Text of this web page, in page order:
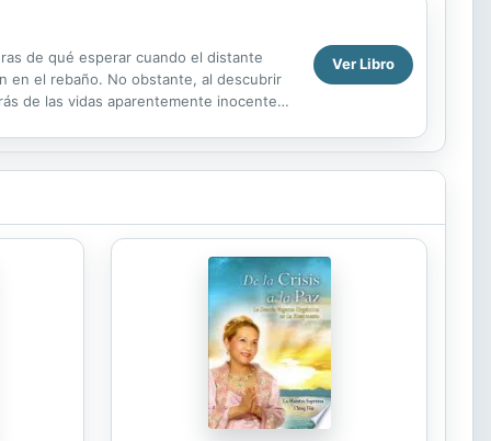
de qué esperar cuando el distante
en el rebaño. No obstante, al descubrir
de las vidas aparentemente inocentes
Ver Libro